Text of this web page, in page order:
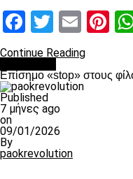
Facebook
Twitter
Continue Reading
Επίσημο «stop» στους
Published
7 μήνες ago
on
09/01/2026
By
paokrevolution